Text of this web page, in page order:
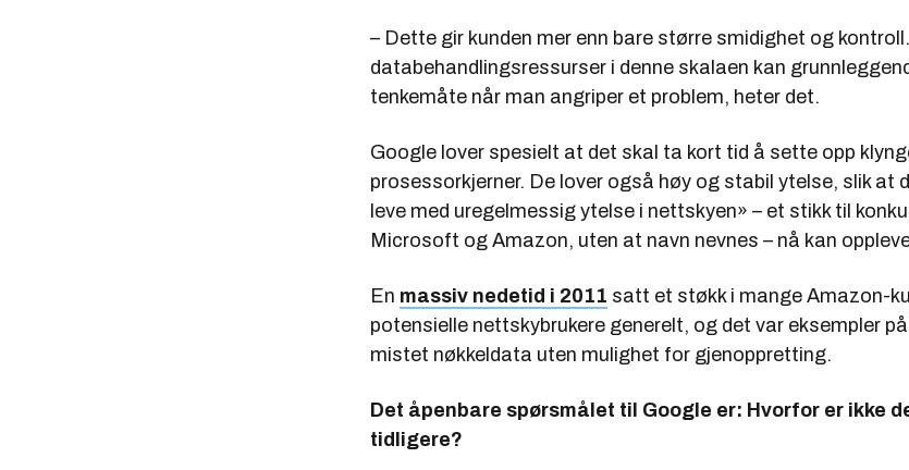
– Dette gir kunden mer enn bare større smidighet og
databehandlingsressurser i denne skalaen kan
tenkemåte når man angriper et problem, heter det.
Google lover spesielt at det skal ta kort tid å sette opp
prosessorkjerner. De lover også høy og stabil ytelse, slik at
leve med uregelmessig ytelse i nettskyen» – et stikk til
Microsoft og Amazon, uten at navn nevnes – nå kan
En massiv nedetid i 2011 satt et støkk i mange Amazon-
potensielle nettskybrukere generelt, og det var eksempler
mistet nøkkeldata uten mulighet for gjenoppretting.
Det åpenbare spørsmålet til Google er: Hvorfor er ikke
tidligere?